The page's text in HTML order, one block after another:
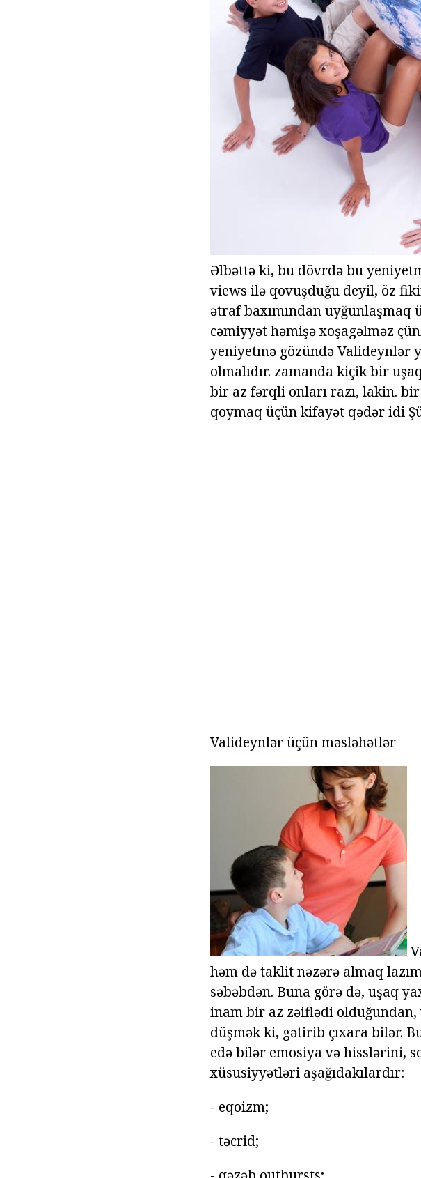
Əlbəttə ki, bu dövrdə bu
views ilə qovuşduğu deyil, öz
ətraf baxımından
cəmiyyət həmişə xoşagəlməz
yeniyetmə gözündə Valideynlər
olmalıdır. zamanda kiçik bir
bir az fərqli onları razı, lakin.
qoymaq üçün kifayət qədər idi
Valideynlər üçün məsləhətlər
həm də taklit nəzərə almaq
səbəbdən. Buna görə də, uşaq
inam bir az zəiflədi olduğundan,
düşmək ki, gətirib çıxara bilər.
edə bilər emosiya və hisslərini,
xüsusiyyətləri aşağıdakılardır:
- eqoizm;
- təcrid;